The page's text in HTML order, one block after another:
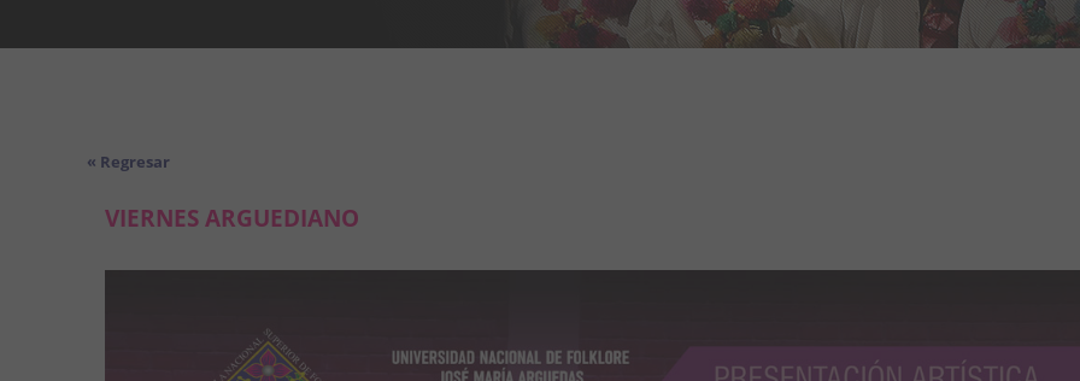
« Regresar
VIERNES ARGUEDIANO